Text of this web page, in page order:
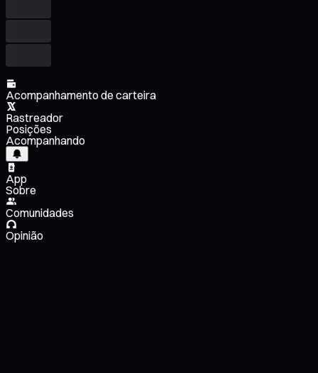
Acompanhamento de carteira
Rastreador
Posições
Acompanhando
App
Sobre
Comunidades
Opinião